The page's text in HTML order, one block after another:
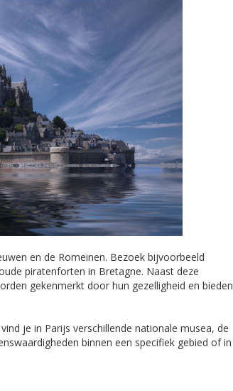
en de Romeinen. Bezoek bijvoorbeeld
piratenforten in Bretagne. Naast deze
gekenmerkt door hun gezelligheid en bieden
je in Parijs verschillende nationale musea, de
binnen een specifiek gebied of in